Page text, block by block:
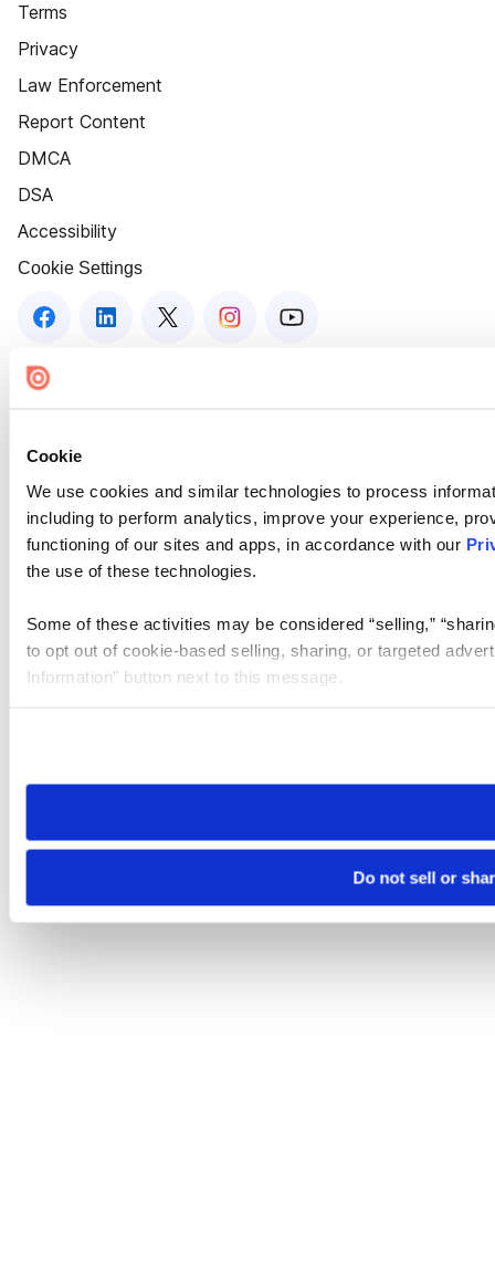
Cookie
We use cookies and similar technologies to process
including to perform analytics, improve your experience,
functioning of our sites and apps, in accordance with our
the use of these technologies.
Some of these activities may be considered “selling,”
to opt out of cookie-based selling, sharing, or targeted
Information” button next to this message.
need to be set again.
Do not sell or
Terms
Privacy
Law Enforcement
Report Content
DMCA
DSA
Accessibility
Cookie Settings